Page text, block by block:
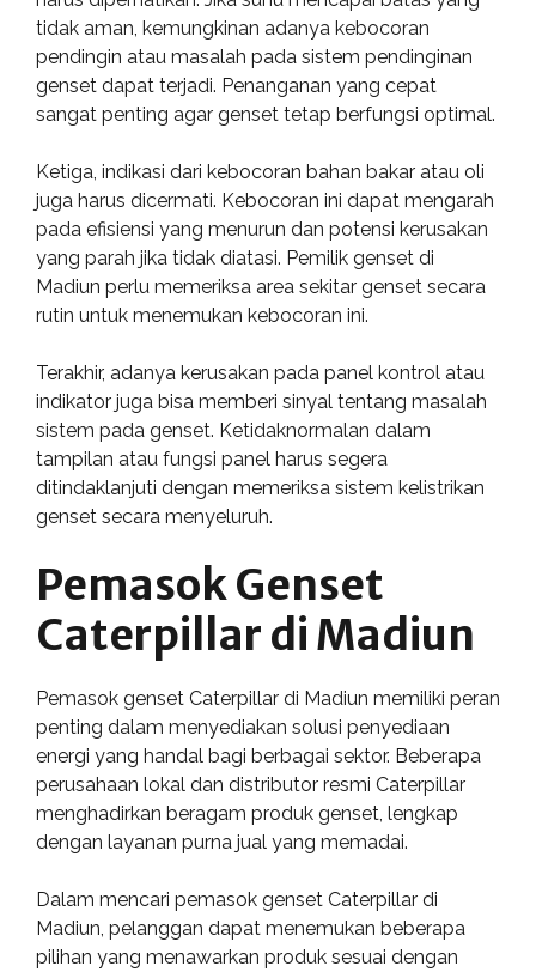
tidak aman, kemungkinan adanya kebocoran
pendingin atau masalah pada sistem pendinginan
genset dapat terjadi. Penanganan yang cepat
sangat penting agar genset tetap berfungsi optimal.
Ketiga, indikasi dari kebocoran bahan bakar atau oli
juga harus dicermati. Kebocoran ini dapat mengarah
pada efisiensi yang menurun dan potensi kerusakan
yang parah jika tidak diatasi. Pemilik genset di
Madiun perlu memeriksa area sekitar genset secara
rutin untuk menemukan kebocoran ini.
Terakhir, adanya kerusakan pada panel kontrol atau
indikator juga bisa memberi sinyal tentang masalah
sistem pada genset. Ketidaknormalan dalam
tampilan atau fungsi panel harus segera
ditindaklanjuti dengan memeriksa sistem kelistrikan
genset secara menyeluruh.
Pemasok Genset
Caterpillar di Madiun
Pemasok genset Caterpillar di Madiun memiliki peran
penting dalam menyediakan solusi penyediaan
energi yang handal bagi berbagai sektor. Beberapa
perusahaan lokal dan distributor resmi Caterpillar
menghadirkan beragam produk genset, lengkap
dengan layanan purna jual yang memadai.
Dalam mencari pemasok genset Caterpillar di
Madiun, pelanggan dapat menemukan beberapa
pilihan yang menawarkan produk sesuai dengan